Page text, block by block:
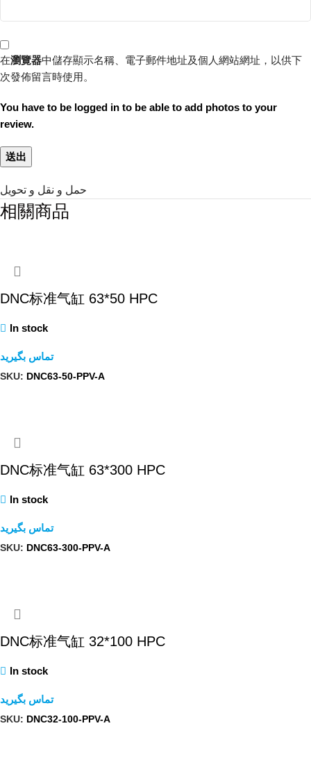
在瀏覽器中儲存顯示名稱、電子郵件地址及個人網站網址，以供下
次發佈留言時使用。
You have to be logged in to be able to add photos to your
review.
حمل و نقل و تحویل
相關商品
DNC标准气缸 63*50 HPC
In stock
تماس بگیرید
SKU: DNC63-50-PPV-A
DNC标准气缸 63*300 HPC
In stock
تماس بگیرید
SKU: DNC63-300-PPV-A
DNC标准气缸 32*100 HPC
In stock
تماس بگیرید
SKU: DNC32-100-PPV-A